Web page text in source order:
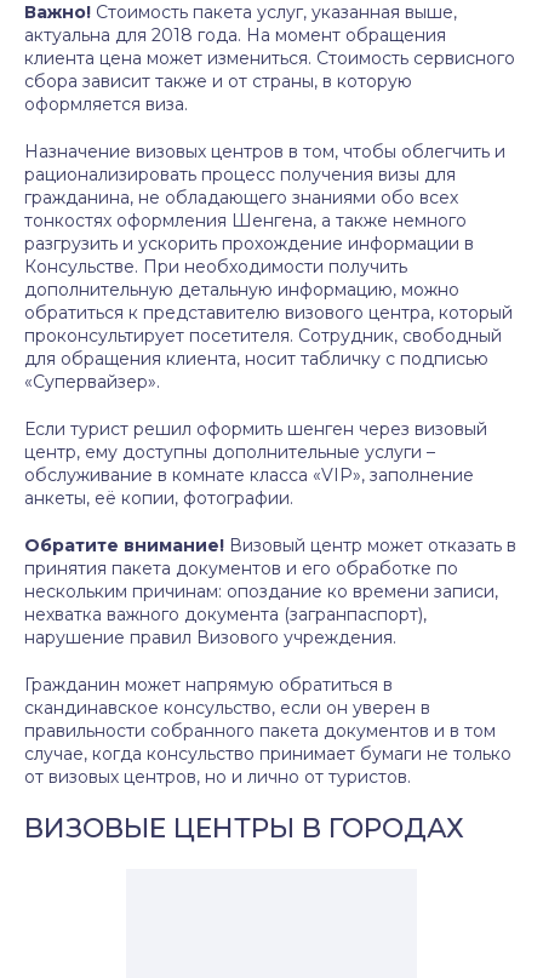
Важно! Стоимость пакета услуг, указанная выше,
актуальна для 2018 года. На момент обращения
клиента цена может измениться. Стоимость сервисного
сбора зависит также и от страны, в которую
оформляется виза.
Назначение визовых центров в том, чтобы облегчить и
рационализировать процесс получения визы для
гражданина, не обладающего знаниями обо всех
тонкостях оформления Шенгена, а также немного
разгрузить и ускорить прохождение информации в
Консульстве. При необходимости получить
дополнительную детальную информацию, можно
обратиться к представителю визового центра, который
проконсультирует посетителя. Сотрудник, свободный
для обращения клиента, носит табличку с подписью
«Супервайзер».
Если турист решил оформить шенген через визовый
центр, ему доступны дополнительные услуги –
обслуживание в комнате класса «VIP», заполнение
анкеты, её копии, фотографии.
Обратите внимание! Визовый центр может отказать в
принятия пакета документов и его обработке по
нескольким причинам: опоздание ко времени записи,
нехватка важного документа (загранпаспорт),
нарушение правил Визового учреждения.
Гражданин может напрямую обратиться в
скандинавское консульство, если он уверен в
правильности собранного пакета документов и в том
случае, когда консульство принимает бумаги не только
от визовых центров, но и лично от туристов.
ВИЗОВЫЕ ЦЕНТРЫ В ГОРОДАХ